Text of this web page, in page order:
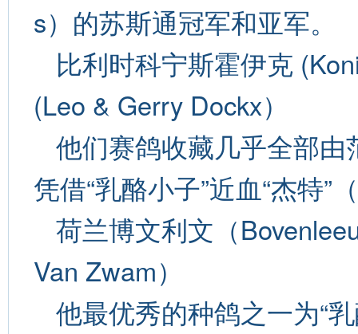
s）的苏斯通冠军和亚军。
比利时科宁斯霍伊克
(Leo & Gerry Dockx）
他们赛鸽收藏几乎全部
凭借“乳酪小子”近血“杰特
荷兰博文利文（
Van Zwam）
他最优秀的种鸽之一为“